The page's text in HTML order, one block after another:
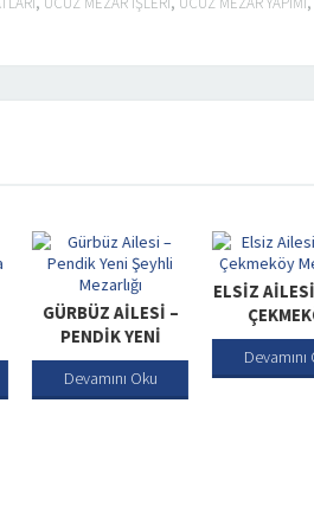
AILESI –
PENDIK YENI
MEZARLIĞI
Devamını Oku
ELSIZ AILESI – YENI
ÇEKMEKÖY
MEZARLIĞI
Devamını Oku